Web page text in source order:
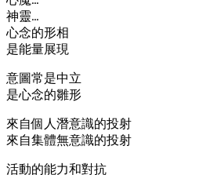
神靈…
心念的形相
是能量展現
意圖常是中立
是心念的雛形
來自個人潛意識的投射
來自集體無意識的投射
活動的能力和對抗